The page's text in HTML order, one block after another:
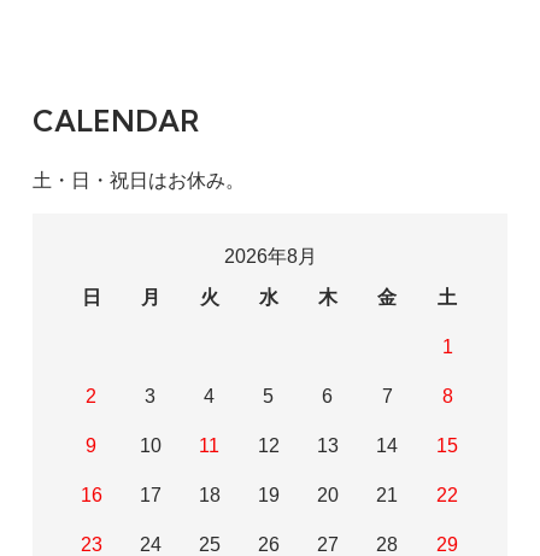
CALENDAR
土・日・祝日はお休み。
2026年8月
日
月 火 水 木 金 土
1
2 3 4 5 6 7 8
9 10 11 12 13 14 15
16 17 18 19 20 21 22
23 24 25 26 27 28 29